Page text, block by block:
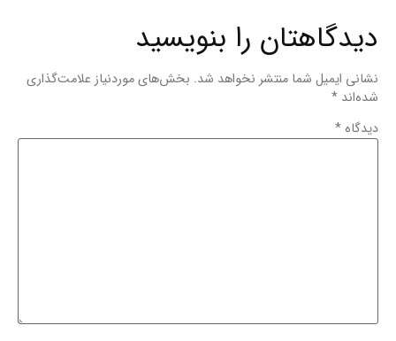
دیدگاهتان را بنویسید
نشانی ایمیل شما منتشر نخواهد شد. بخش‌های موردنیاز علامت‌گذاری
شده‌اند *
دیدگاه *